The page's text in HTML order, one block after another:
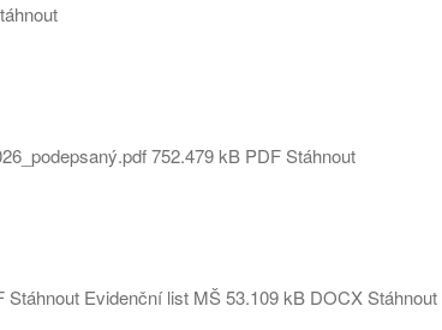
752.479 kB PDF Stáhnout
Stáhnout Evidenční list MŠ53.109 kB DOCX Stáhnout